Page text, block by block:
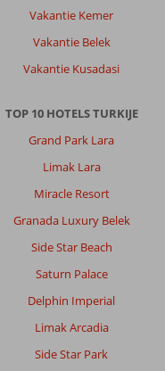
Vakantie Kemer
Vakantie Belek
Vakantie Kusadasi
TOP 10 HOTELS TURKIJE
Grand Park Lara
Limak Lara
Miracle Resort
Granada Luxury Belek
Side Star Beach
Saturn Palace
Delphin Imperial
Limak Arcadia
Side Star Park